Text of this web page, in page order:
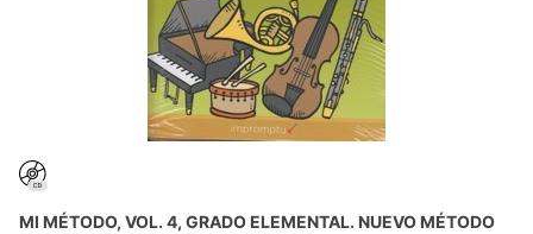
MI MÉTODO, VOL. 4, GRADO ELEMENTAL. NUEVO MÉTODO